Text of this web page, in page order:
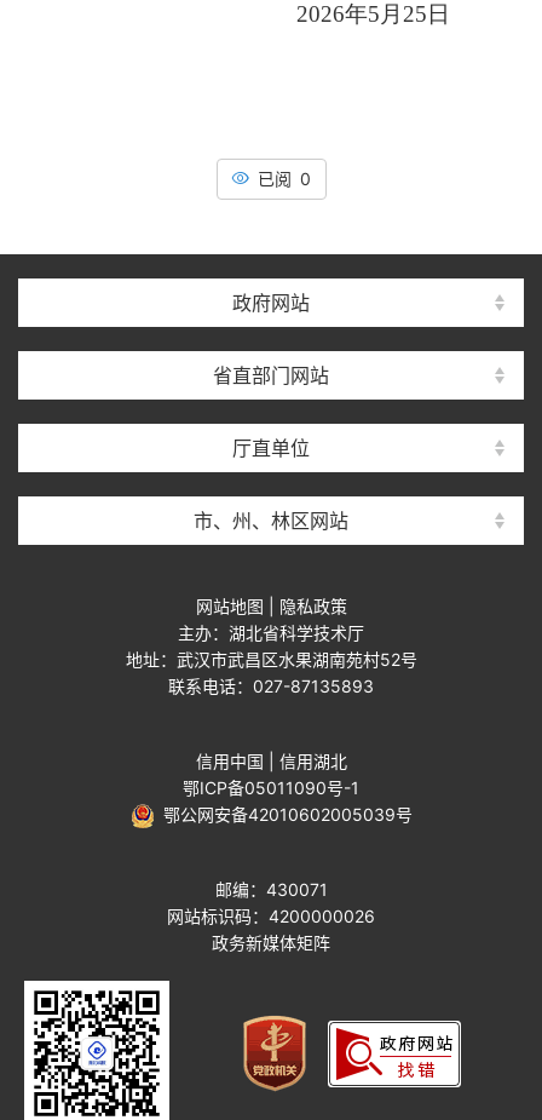
2026年5月25日
已阅 0
政府网站
省直部门网站
厅直单位
市、州、林区网站
网站地图
隐私政策
主办：湖北省科学技术厅
地址：武汉市武昌区水果湖南苑村52号
联系电话：027-87135893
信用中国
信用湖北
鄂ICP备05011090号-1
鄂公网安备42010602005039号
邮编：430071
网站标识码：4200000026
政务新媒体矩阵